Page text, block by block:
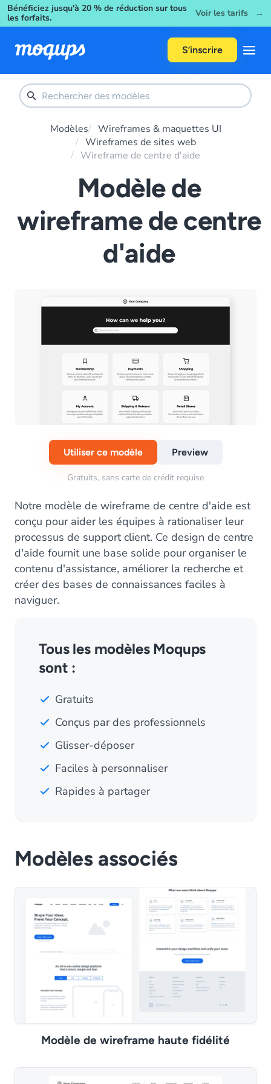
Skip to content
Bénéficiez jusqu'à 20 % de réduction sur tous
les forfaits.
Voir les tarifs →
S’inscrire
Modèles
Wireframes & maquettes UI
Wireframes de sites web
Wireframe de centre d'aide
Modèle de
wireframe de centre
d'aide
Utiliser ce modèle Preview
Gratuits, sans carte de crédit requise
Notre modèle de wireframe de centre d'aide est
conçu pour aider les équipes à rationaliser leur
processus de support client. Ce design de centre
d'aide fournit une base solide pour organiser le
contenu d'assistance, améliorer la recherche et
créer des bases de connaissances faciles à
naviguer.
Tous les modèles Moqups
sont :
Gratuits
Conçus par des professionnels
Glisser-déposer
Faciles à personnaliser
Rapides à partager
Modèles associés
Modèle de wireframe haute fidélité